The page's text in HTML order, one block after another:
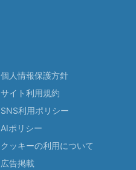
個人情報保護方針
サイト利用規約
SNS利用ポリシー
AIポリシー
クッキーの利用について
広告掲載